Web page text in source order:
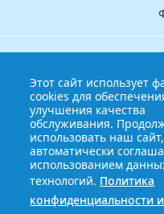
Дополнительное
Аккредитационно
© 2013-2021
Политика
Этот сайт использует
cookies для
улучшения качества
обслуживания.
использовать наш
автоматически
использованием
технологий. Политика
конфиденциальности и